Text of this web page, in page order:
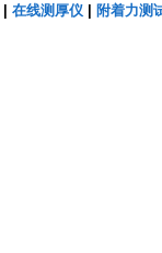
在线测厚仪| 附着力测